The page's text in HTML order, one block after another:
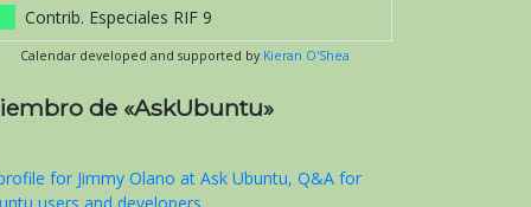
Contrib. Especiales RIF 9
Calendar developed and supported by Kieran O'Shea
de «AskUbuntu»